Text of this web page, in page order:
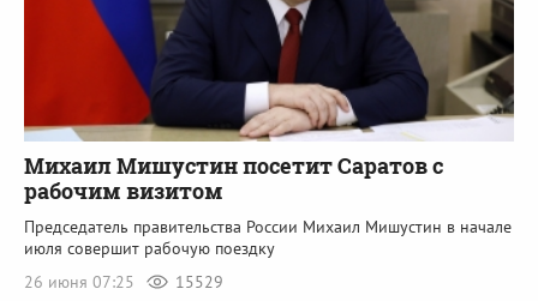
Михаил Мишустин посетит Саратов с
рабочим визитом
Председатель правительства России Михаил Мишустин в начале
июля совершит рабочую поездку
26 июня 07:25
15529